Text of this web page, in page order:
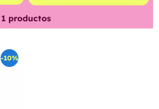
1 productos
-10%